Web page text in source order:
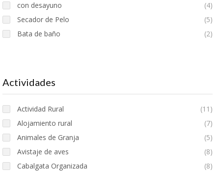
con desayuno
(4)
Secador de Pelo
(5)
Bata de baño
(2)
Actividades
Actividad Rural
(11)
Alojamiento rural
(7)
Animales de Granja
(5)
Avistaje de aves
(8)
Cabalgata Organizada
(8)